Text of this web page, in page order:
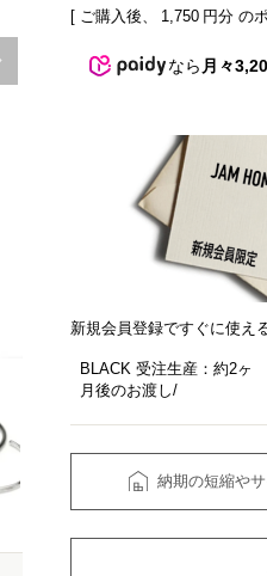
[ ご購入後、 1,750 円分 の
なら 月々
新規会員登録ですぐに使え
BLACK 受注生産：約2ヶ
月後のお渡し
納期の短縮や